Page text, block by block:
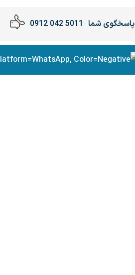
پاسخگوی شما 5011 042 0912